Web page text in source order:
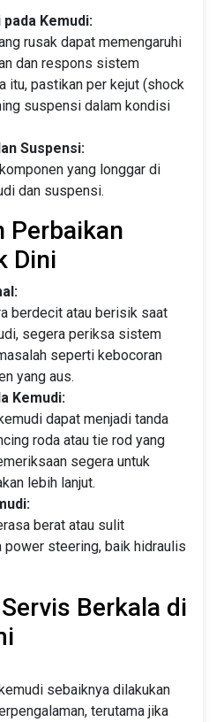
Kemudi:
rusak dapat memengaruhi
dan respons sistem
itu, pastikan per kejut (shock
suspensi dalam kondisi
Suspensi:
yang longgar di
dan suspensi.
Perbaikan
Dini
berdecit atau berisik saat
segera periksa sistem
seperti kebocoran
yang aus.
Kemudi:
dapat menjadi tanda
roda atau tie rod yang
segera untuk
lebih lanjut.
berat atau sulit
power steering, baik hidraulis
Berkala di
sebaiknya dilakukan
terutama jika